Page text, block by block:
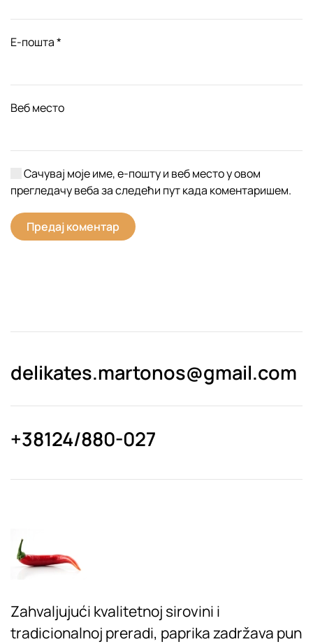
Е-пошта*
Веб место
Сачувај моје име, е-пошту и веб место у овом
прегледачу веба за следећи пут када коментаришем.
Предај коментар
delikates.martonos@gmail.com
+38124/880-027
Zahvaljujući kvalitetnoj sirovini i
tradicionalnoj preradi, paprika zadržava pun